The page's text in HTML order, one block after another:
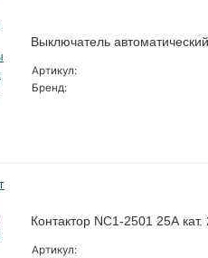
Выключатель
Артикул:
Бренд:
Контактор NC1-2501 25А
Артикул: